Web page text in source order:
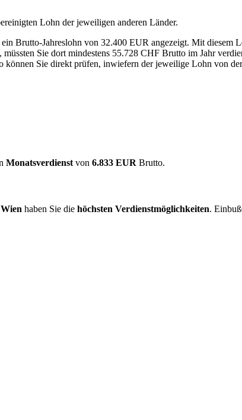
Lohn der jeweiligen anderen Länder.
Brutto-Jahreslohn von 32.400 EUR angezeigt. Mit diesem
Sie dort mindestens 55.728 CHF Brutto im Jahr
Sie direkt prüfen, inwiefern der jeweilige Lohn von
Monatsverdienst von 6.833 EUR Brutto.
Wien haben Sie die höchsten Verdienstmöglichkeiten.